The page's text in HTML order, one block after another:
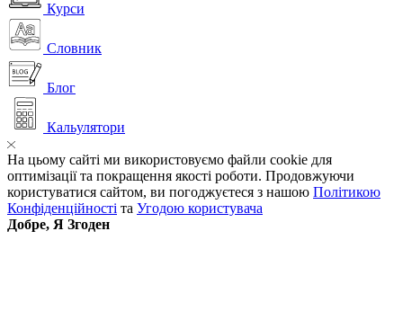
Курси
Словник
Блог
Кальулятори
На цьому сайті ми використовуємо файли cookie для
оптимізації та покращення якості роботи. Продовжуючи
користуватися сайтом, ви погоджуєтеся з нашою Політикою
Конфіденційності та Угодою користувача
Добре, Я Згоден